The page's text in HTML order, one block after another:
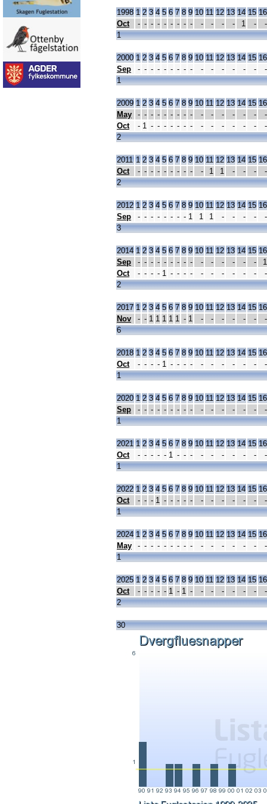
1998 1 2 3 4 5 6 7 8 9 10 11 12 13 14 15 16
Oct
- - - - - - - - - - - - - 1 -
-
1
2000 1 2 3 4 5 6 7 8 9 10 11 12 13 14 15 16
Sep
- - - - - - - - - - - - - - -
-
1
2009 1 2 3 4 5 6 7 8 9 10 11 12 13 14 15 16
May
- - - - - - - - - - - - - - -
-
Oct
- 1 - - - - - - - - - - - - -
-
2
2011 1 2 3 4 5 6 7 8 9 10 11 12 13 14 15 16
Oct
- - - - - - - - - - 1 1 - - -
-
2
2012 1 2 3 4 5 6 7 8 9 10 11 12 13 14 15 16
Sep
- - - - - - - - 1 1 1 - - - -
-
3
2014 1 2 3 4 5 6 7 8 9 10 11 12 13 14 15 16
Sep
- - - - - - - - - - - - - - -
1
Oct
- - - - 1 - - - - - - - - - -
-
2
2017 1 2 3 4 5 6 7 8 9 10 11 12 13 14 15 16
Nov
- - 1 1 1 1 1 - 1 - - - - - -
-
6
2018 1 2 3 4 5 6 7 8 9 10 11 12 13 14 15 16
Oct
- - - - 1 - - - - - - - - - -
-
1
2020 1 2 3 4 5 6 7 8 9 10 11 12 13 14 15 16
Sep
- - - - - - - - - - - - - - -
-
1
2021 1 2 3 4 5 6 7 8 9 10 11 12 13 14 15 16
Oct
- - - - - 1 - - - - - - - - -
-
1
2022 1 2 3 4 5 6 7 8 9 10 11 12 13 14 15 16
Oct
- - - 1 - - - - - - - - - - -
-
1
2024 1 2 3 4 5 6 7 8 9 10 11 12 13 14 15 16
May
- - - - - - - - - - - - - - -
-
1
2025 1 2 3 4 5 6 7 8 9 10 11 12 13 14 15 16
Oct
- - - - - 1 - 1 - - - - - - -
-
2
30